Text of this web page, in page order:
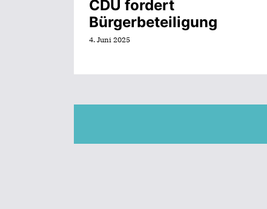
CDU fordert
Bürgerbeteiligung
4. Juni 2025